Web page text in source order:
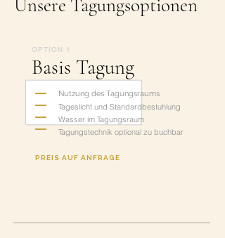
Unsere Tagungsoptionen
Basis Tagung
PREIS AUF ANFRAGE
OPTION 1
Nutzung des Tagungsraums
Tageslicht und Standardbestuhlung
Wasser im Tagungsraum
Tagungstechnik optional zu buchbar